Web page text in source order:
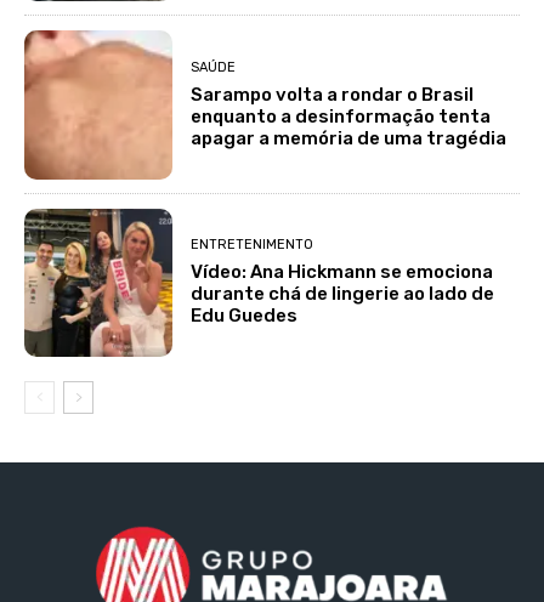
SAÚDE
Sarampo volta a rondar o Brasil
enquanto a desinformação tenta
apagar a memória de uma tragédia
ENTRETENIMENTO
Vídeo: Ana Hickmann se emociona
durante chá de lingerie ao lado de
Edu Guedes